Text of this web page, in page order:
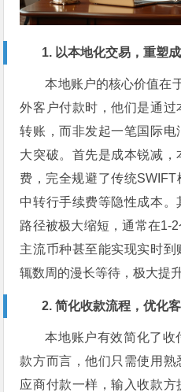
1. 以本地化交易，重塑
本地账户的核心价值在
外客户付款时，他们是通
转账，而非发起一笔国际
大突破。首先是成本锐减
费，完全规避了传统SWIFT
中转行手续费等隐性成本
路径被极大缩短，通常在1-
主流币种甚至能实现实时
辄数周的漫长等待，极大提
2. 简化收款流程，优化
本地账户有效简化了收
款方而言，他们只需使用
应商付款一样，输入收款